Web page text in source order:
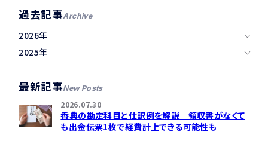
過去記事Archive
2026年
2025年
最新記事New Posts
2026.07.30
香典の勘定科目と仕訳例を解説｜領収書がなくて
も出金伝票1枚で経費計上できる可能性も